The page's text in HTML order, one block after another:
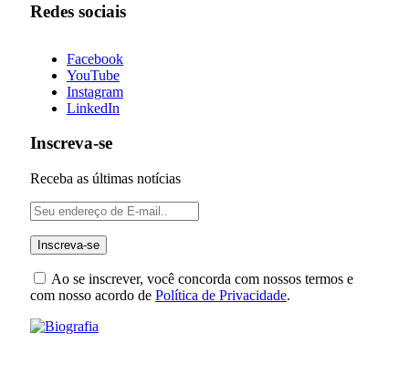
Redes sociais
Facebook
YouTube
Instagram
LinkedIn
Inscreva-se
Receba as últimas notícias
Ao se inscrever, você concorda com nossos termos e
com nosso acordo de Política de Privacidade.